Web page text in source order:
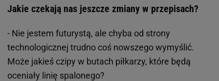
Jakie czekają nas jeszcze zmiany w przepisach?
- Nie jestem futurystą, ale chyba od strony
technologicznej trudno coś nowszego wymyślić.
Może jakieś czipy w butach piłkarzy, które będą
oceniały linię spalonego?